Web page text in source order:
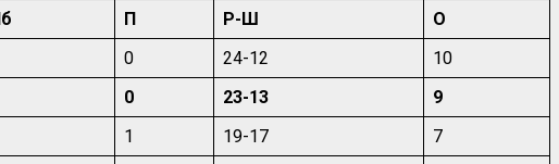
П Р-Ш
О
0 24-12
10
0 23-13
9
1 19-17
7